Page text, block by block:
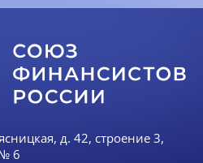
д. 42, строение 3,
6